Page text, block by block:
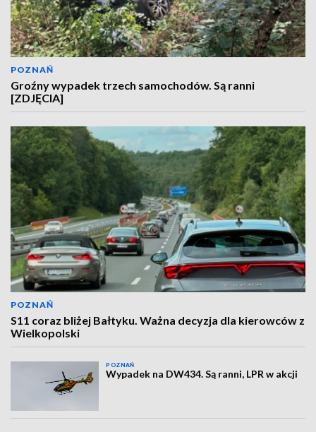
POZNAŃ
Groźny wypadek trzech samochodów. Są ranni
[ZDJĘCIA]
POZNAŃ
S11 coraz bliżej Bałtyku. Ważna decyzja dla kierowców z
Wielkopolski
POZNAŃ
Wypadek na DW434. Są ranni, LPR w akcji